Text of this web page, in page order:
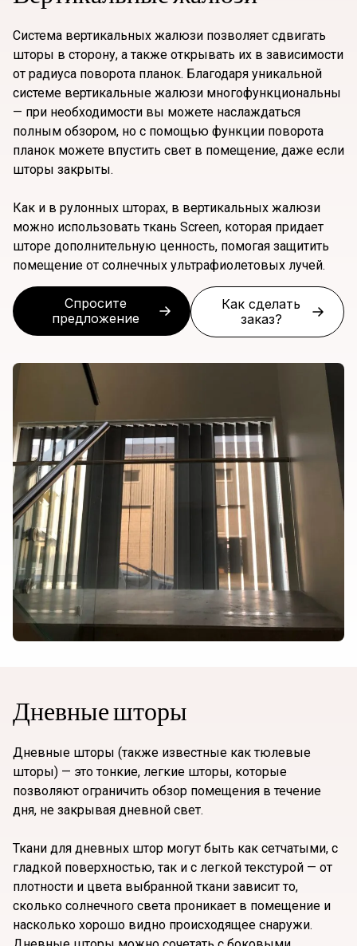
Система вертикальных жалюзи позволяет сдвигать
шторы в сторону, а также открывать их в зависимости
от радиуса поворота планок. Благодаря уникальной
системе вертикальные жалюзи многофункциональны
— при необходимости вы можете наслаждаться
полным обзором, но с помощью функции поворота
планок можете впустить свет в помещение, даже если
шторы закрыты.
Как и в рулонных шторах, в вертикальных жалюзи
можно использовать ткань Screen, которая придает
шторе дополнительную ценность, помогая защитить
помещение от солнечных ультрафиолетовых лучей.
Спросите
предложение
Как сделать
заказ?
Дневные шторы
Дневные шторы (также известные как тюлевые
шторы) — это тонкие, легкие шторы, которые
позволяют ограничить обзор помещения в течение
дня, не закрывая дневной свет.
Ткани для дневных штор могут быть как сетчатыми, с
гладкой поверхностью, так и с легкой текстурой — от
плотности и цвета выбранной ткани зависит то,
сколько солнечного света проникает в помещение и
насколько хорошо видно происходящее снаружи.